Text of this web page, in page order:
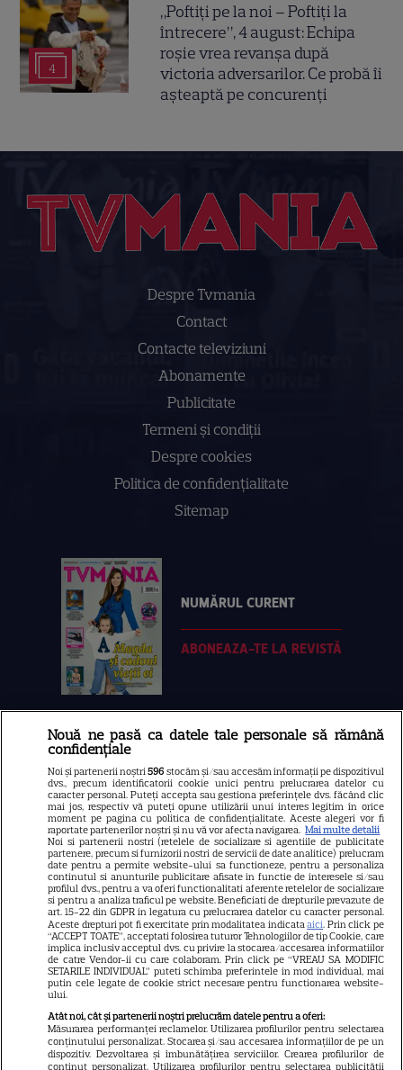
4
„Poftiți pe la noi – Poftiți la
întrecere”, 4 august: Echipa
roșie vrea revanșa după
victoria adversarilor. Ce probă îi
așteaptă pe concurenți
Despre Tvmania
Contact
Contacte televiziuni
Abonamente
Publicitate
Termeni și condiții
Despre cookies
Politica de confidenţialitate
Sitemap
NUMĂRUL CURENT
ABONEAZA-TE LA REVISTĂ
Libertatea
Libertatea pentru femei
GSP
Știri mondene
Avantaje
Elle
Unica
Retete practice
URMĂREȘTE-NE PE
Nouă ne pasă ca datele tale personale să rămână
confidențiale
Noi și partenerii noștri596 stocăm și/sau accesăm informații pe dispozitivul
dvs., precum identificatorii cookie unici pentru prelucrarea datelor cu
caracter personal. Puteți accepta sau gestiona preferințele dvs. făcând clic
mai jos, respectiv vă puteți opune utilizării unui interes legitim în orice
moment pe pagina cu politica de confidențialitate. Aceste alegeri vor fi
raportate partenerilor noștri și nu vă vor afecta navigarea. Mai multe detalii
Noi si partenerii nostri (retelele de socializare si agentiile de publicitate
partenere, precum si furnizorii nostri de servicii de date analitice) prelucram
date pentru a permite website-ului sa functioneze, pentru a personaliza
continutul si anunturile publicitare afisate in functie de interesele si/sau
profilul dvs., pentru a va oferi functionalitati aferente retelelor de socializare
si pentru a analiza traficul pe website. Beneficiati de drepturile prevazute de
art. 15-22 din GDPR in legatura cu prelucrarea datelor cu caracter personal.
Aceste drepturi pot fi exercitate prin modalitatea indicataaici. Prin click pe
“ACCEPT TOATE”, acceptati folosirea tuturor Tehnologiilor de tip Cookie, care
implica inclusiv acceptul dvs. cu privire la stocarea/accesarea informatiilor
de catre Vendor-ii cu care colaboram. Prin click pe “VREAU SA MODIFIC
SETARILE INDIVIDUAL” puteti schimba preferintele in mod individual, mai
putin cele legate de cookie strict necesare pentru functionarea website-
ului.
Atât noi, cât și partenerii noștri prelucrăm datele pentru a oferi:
Măsurarea performanței reclamelor. Utilizarea profilurilor pentru selectarea
conținutului personalizat. Stocarea și/sau accesarea informațiilor de pe un
dispozitiv. Dezvoltarea și îmbunătățirea serviciilor. Crearea profilurilor de
conținut personalizat. Utilizarea profilurilor pentru selectarea publicității